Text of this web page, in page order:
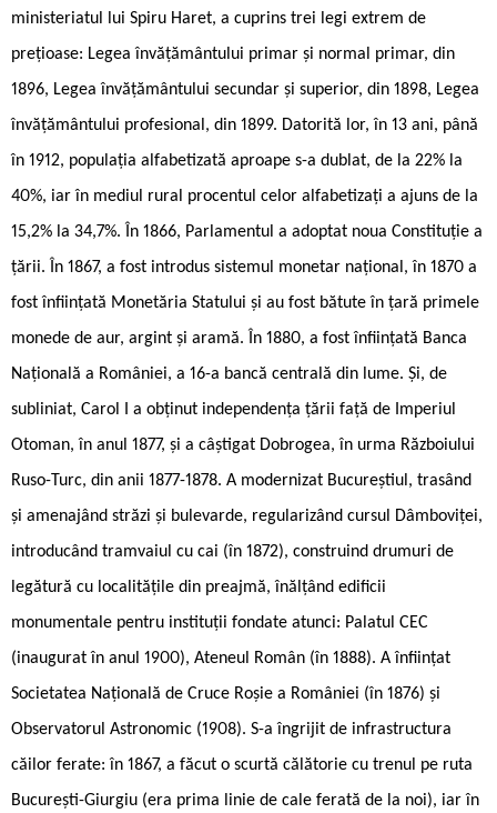
ministeriatul lui Spiru Haret, a cuprins trei legi extrem de
prețioase: Legea învățământului primar și normal primar, din
1896, Legea învățământului secundar și superior, din 1898, Legea
învățământului profesional, din 1899. Datorită lor, în 13 ani, până
în 1912, populația alfabetizată aproape s-a dublat, de la 22% la
40%, iar în mediul rural procentul celor alfabetizați a ajuns de la
15,2% la 34,7%. În 1866, Parlamentul a adoptat noua Constituție a
țării. În 1867, a fost introdus sistemul monetar național, în 1870 a
fost înființată Monetăria Statului și au fost bătute în țară primele
monede de aur, argint și aramă. În 1880, a fost înființată Banca
Națională a României, a 16-a bancă centrală din lume. Și, de
subliniat, Carol I a obținut independența țării față de Imperiul
Otoman, în anul 1877, și a câștigat Dobrogea, în urma Războiului
Ruso-Turc, din anii 1877-1878. A modernizat Bucureștiul, trasând
și amenajând străzi și bulevarde, regularizând cursul Dâmboviței,
introducând tramvaiul cu cai (în 1872), construind drumuri de
legătură cu localitățile din preajmă, înălțând edificii
monumentale pentru instituții fondate atunci: Palatul CEC
(inaugurat în anul 1900), Ateneul Român (în 1888). A înființat
Societatea Națională de Cruce Roșie a României (în 1876) și
Observatorul Astronomic (1908). S-a îngrijit de infrastructura
căilor ferate: în 1867, a făcut o scurtă călătorie cu trenul pe ruta
București-Giurgiu (era prima linie de cale ferată de la noi), iar în